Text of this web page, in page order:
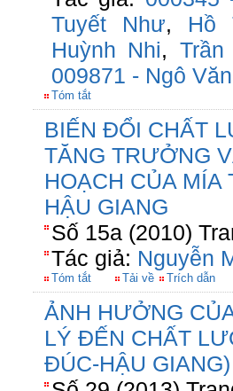
Tuyết Như, Hồ
Huỳnh Nhi,
009871 - Ngô
Tóm tắt
BIẾN ĐỔI CHẤT
TĂNG TRƯỞNG
HOẠCH CỦA MÍA
HẬU GIANG
Số 15a (2010)
Tác giả: Nguyễn
Tóm tắt Tải về Trích dẫn
ẢNH HƯỞNG
LÝ ĐẾN CHẤT
ĐÚC-HẬU GIANG)